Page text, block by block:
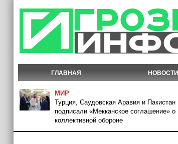
ГЛАВНАЯ НОВОСТИ
МИР
Турция, Саудовская Аравия и Пакистан
подписали «Мекканское соглашение» о
коллективной обороне